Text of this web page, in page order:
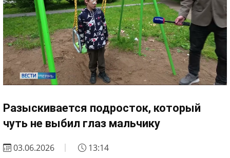
Разыскивается подросток, который
чуть не выбил глаз мальчику
03.06.2026 13:14